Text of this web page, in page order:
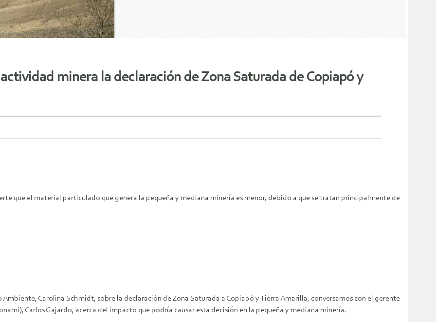
minera la declaración de Zona Saturada de Copiapó y
que el material particulado que genera la pequeña y mediana minería es menor, debido a que se tratan principalmente de
Carolina Schmidt, sobre la declaración de Zona Saturada a Copiapó y Tierra Amarilla, conversamos con el gerente
Carlos Gajardo, acerca del impacto que podría causar esta decisión en la pequeña y mediana minería.